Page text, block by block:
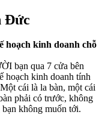
Đức
hoạch kinh doanh chỗ
bạn qua 7 cửa bên
hoạch kinh doanh tính
cái là la bàn, một cái
phải có trước, không
không muốn tới.